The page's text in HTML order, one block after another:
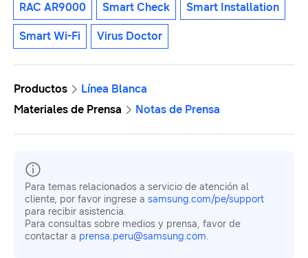
RAC AR9000 Smart Check Smart Installation
Smart Wi-Fi Virus Doctor
Productos
Línea Blanca
Materiales de Prensa
Notas de Prensa
Para temas relacionados a servicio de atención al
cliente, por favor ingrese a samsung.com/pe/support
para recibir asistencia.
Para consultas sobre medios y prensa, favor de
contactar a prensa.peru@samsung.com.